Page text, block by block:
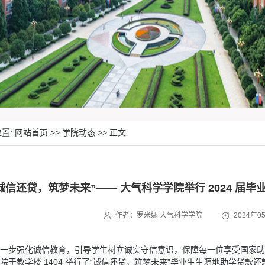
: 网站首页 >> 学院动态 >> 正文
信还贷，筑梦未来”—— 大气科学学院举行 2024 届毕
作者：罗米娜大气科学学院 2024年
步强化诚信教育，引导学生树立诚实守信意识，保障每一位享受国家
于教学楼 1404 举行了“诚信还贷，筑梦未来”毕业生生源地助学贷款